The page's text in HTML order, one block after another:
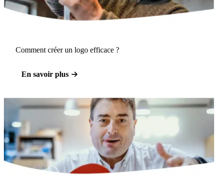
Comment créer un logo efficace ?
En savoir plus